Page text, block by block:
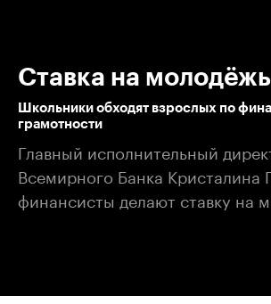
Ставка на молодёжь
Школьники обходят взрослых по
грамотности
Главный исполнительный
Всемирного Банка Кристалина
финансисты делают ставку на